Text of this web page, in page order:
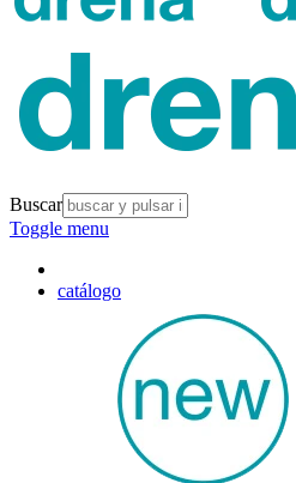
Buscar
Toggle menu
catálogo